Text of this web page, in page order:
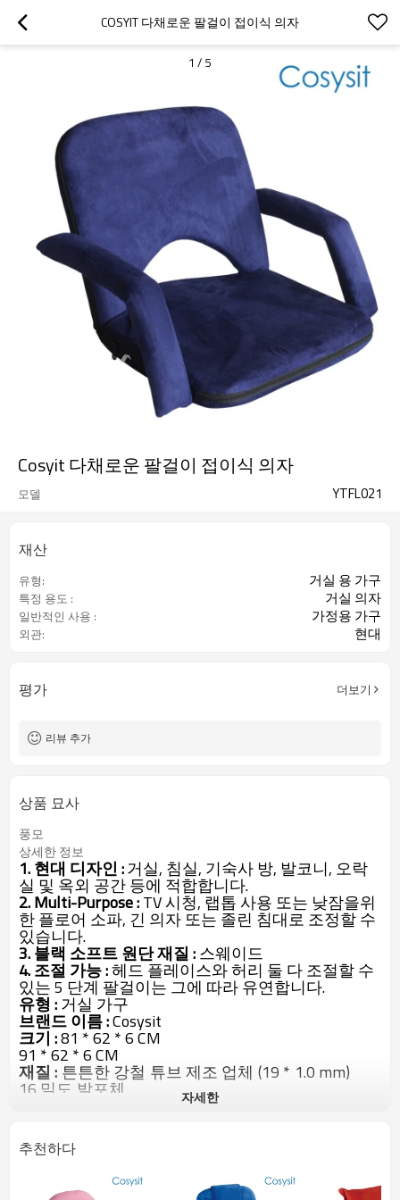
COSYIT 다채로운 팔걸이 접이식 의자
1 / 5
Cosyit 다채로운 팔걸이 접이식 의자
모델 YTFL021
재산
유형: 거실 용 가구
특정 용도 : 거실 의자
일반적인 사용 : 가정용 가구
외관: 현대
평가 더보기
리뷰 추가
상품 묘사
풍모
상세한 정보
1.현대 디자인 :거실, 침실, 기숙사 방, 발코니, 오락
실 및 옥외 공간 등에 적합합니다.
2.Multi-Purpose :TV 시청, 랩톱 사용 또는 낮잠을위
한 플로어 소파, 긴 의자 또는 졸린 침대로 조정할 수
있습니다.
3.블랙 소프트 원단 재질 :스웨이드
4. 조절 가능 :헤드 플레이스와 허리 둘 다 조절할 수
있는 5 단계 팔걸이는 그에 따라 유연합니다.
유형 :거실 가구
브랜드 이름 :Cosysit
크기 :81 * 62 * 6 CM
91 * 62 * 6 CM
재질 : 튼튼한 강철 튜브 제조 업체 (19 * 1.0 mm)
16 밀도 발포체
포장 세부 사항 :
층 갈색 수출 판지로 6 PC
색상 / 로고 인쇄 선택 :
자세한
추천하다